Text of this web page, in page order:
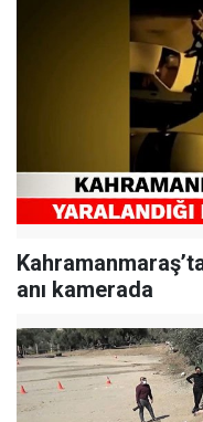
anı kamerada